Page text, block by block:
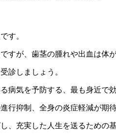
す。
すが、歯茎の腫れや出血は体
診しましょう。
病気を予防する、最も身近で
行抑制、全身の炎症軽減が期待
、充実した人生を送るための